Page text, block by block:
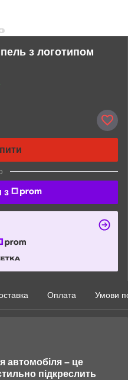
з логотипом
з
Оплата Умови
автомобіля – це
підкреслить